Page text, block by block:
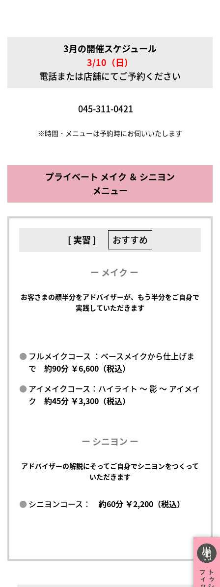
3月の開催スケジュール
3/10（日）
電話または店舗にてご予約ください
045-311-0421
※時間・メニューは予約時にお伺いいたします
プライベート メイク ＆ シニヨン
メニュー
[ 実習 ] おすすめ
ー メイク ー
お客さまの顔半分をアドバイザーが、もう半分をご自身で
実践していただきます
フルメイクコース ：ベースメイクから仕上げま
で約90分 ￥6,600（税込）
アイメイクコース：ハイライト ～ 影 ～ アイメイ
ク約45分 ￥3,300（税込）
ー シニヨン ー
アドバイザーの解説にそってご自身でシニヨンをつくって
いただきます
シニヨンコース：約60分 ￥2,200（税込）